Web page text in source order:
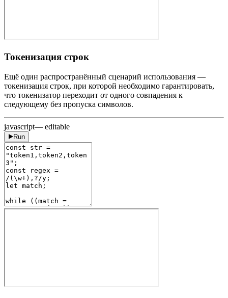
Токенизация строк
Ещё один распространённый сценарий использования —
токенизация строк, при которой необходимо гарантировать,
что токенизатор переходит от одного совпадения к
следующему без пропуска символов.
javascript— editable
Run